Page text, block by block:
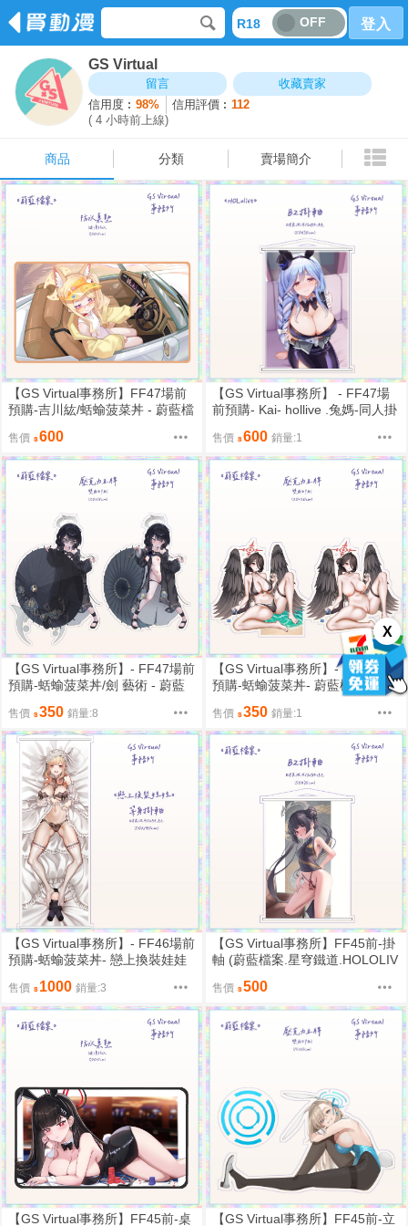
R18 OFF 登入
GS Virtual
留言
收藏賣家
信用度︰98% 信用評價︰112
( 4 小時前上線)
商品 分類 賣場簡介
X
【GS Virtual事務所】FF47場前
預購-吉川紘/蛞蝓菠菜丼 - 蔚藍檔
奈x志真木乃香-滑鼠.桌遊兩用墊
70x40cm-【預計九月20-30日出
貨】
售價 600
【GS Virtual事務所】 - FF47場
前預購- Kai- hollive .兔媽-同人掛
出貨】
售價 600 銷量:1
【GS Virtual事務所】- FF47場前
預購-蛞蝓菠菜丼/劍 藝術 - 蔚藍
乃香.龍華妃姬-雙面壓克力立牌-
20*15CM & 20*20CM【預計九月
20-30日出貨】
售價 350 銷量:8
【GS Virtual事務所】- FF47場前
預購-蛞蝓菠菜丼- 蔚藍檔案- 羽川
蓮實.尾刃神奈.志真木乃香.羽川
蓮實-雙面壓克力立牌- 20*15CM
& 20*20CM【預計三月5-20日出
貨】
售價 350 銷量:1
【GS Virtual事務所】- FF46場前
預購-蛞蝓菠菜丼- 戀上換裝娃娃
M【預計三月5-20日出貨】
售價 1000 銷量:3
【GS Virtual事務所】FF45前-掛
軸 (蔚藍檔案.星穹鐵道.HOLOLIV
售價 500
【GS Virtual事務所】FF45前-桌 【GS Virtual事務所】FF45前-立
商品